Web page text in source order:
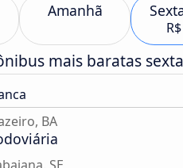
Amanhã
mais baratas
BA